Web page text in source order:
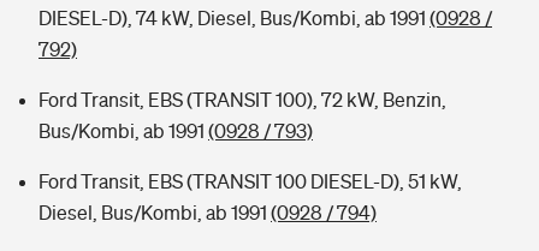
DIESEL-D), 74 kW, Diesel, Bus/Kombi, ab 1991 (0928 /
792)
Ford Transit, EBS (TRANSIT 100), 72 kW, Benzin,
Bus/Kombi, ab 1991 (0928 / 793)
Ford Transit, EBS (TRANSIT 100 DIESEL-D), 51 kW,
Diesel, Bus/Kombi, ab 1991 (0928 / 794)